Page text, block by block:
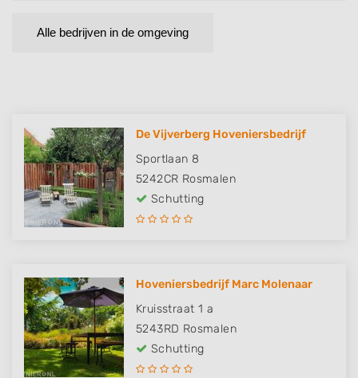
Alle bedrijven in de omgeving
De Vijverberg Hoveniersbedrijf
Sportlaan 8
5242CR Rosmalen
Schutting
Hoveniersbedrijf Marc Molenaar
Kruisstraat 1 a
5243RD Rosmalen
Schutting